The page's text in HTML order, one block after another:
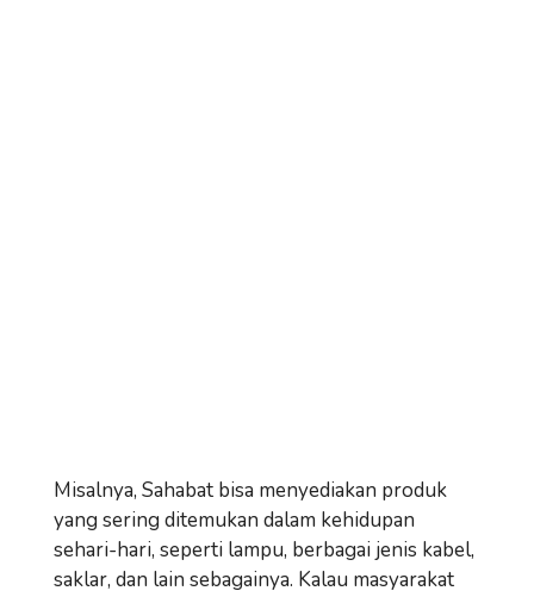
Misalnya, Sahabat bisa menyediakan produk
yang sering ditemukan dalam kehidupan
sehari-hari, seperti lampu, berbagai jenis kabel,
saklar, dan lain sebagainya. Kalau masyarakat